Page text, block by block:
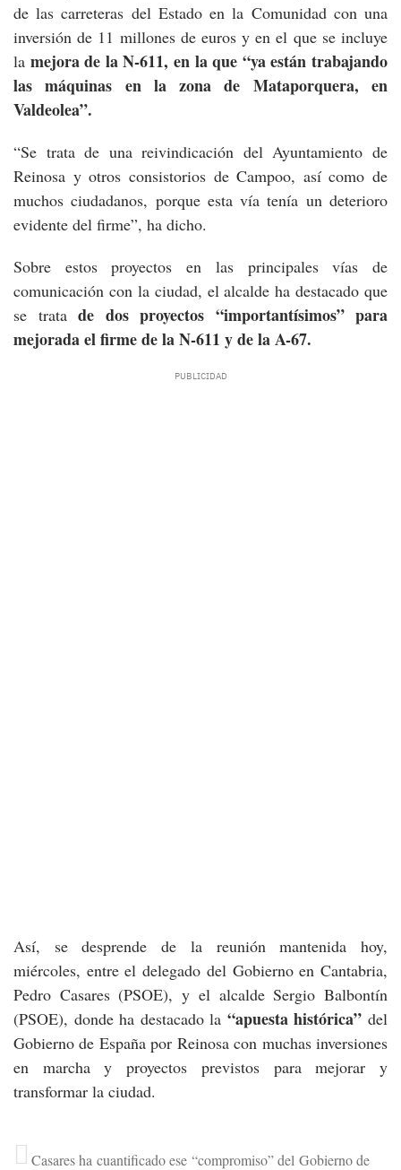
de las carreteras del Estado en la Comunidad con una
inversión de 11 millones de euros y en el que se incluye
la mejora de la N-611, en la que “ya están trabajando
las máquinas en la zona de Mataporquera, en
Valdeolea”.
“Se trata de una reivindicación del Ayuntamiento de
Reinosa y otros consistorios de Campoo, así como de
muchos ciudadanos, porque esta vía tenía un deterioro
evidente del firme”, ha dicho.
Sobre estos proyectos en las principales vías de
comunicación con la ciudad, el alcalde ha destacado que
se trata de dos proyectos “importantísimos” para
mejorada el firme de la N-611 y de la A-67.
Así, se desprende de la reunión mantenida hoy,
miércoles, entre el delegado del Gobierno en Cantabria,
Pedro Casares (PSOE), y el alcalde Sergio Balbontín
(PSOE), donde ha destacado la “apuesta histórica” del
Gobierno de España por Reinosa con muchas inversiones
en marcha y proyectos previstos para mejorar y
transformar la ciudad.
Casares ha cuantificado ese “compromiso” del Gobierno de